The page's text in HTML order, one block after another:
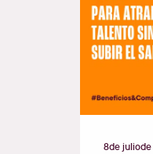
8dejuliode